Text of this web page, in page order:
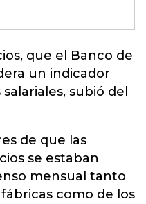
que el Banco de
un indicador
subió del
de que las
se estaban
mensual tanto
como de los